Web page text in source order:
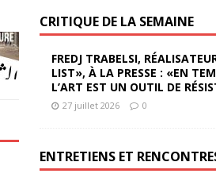
CRITIQUE DE LA SEMAINE
FREDJ TRABELSI,
LIST», À LA PRESSE : «EN
L’ART EST UN OUTIL DE
27 juillet 2026 0
ENTRETIENS ET